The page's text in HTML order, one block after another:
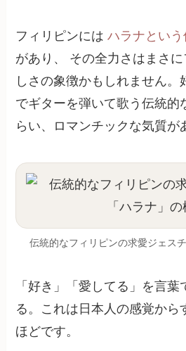
フィリピンにはハラナとい
があり、 その全力さはまさ
しさの象徴かもしれません。
でギターを弾いて歌う伝統的
らい、ロマンチックな気質が
伝統的なフィリピンの求愛ジェス
「好き」「愛してる」を言葉
る。これは日本人の感覚から
ほどです。